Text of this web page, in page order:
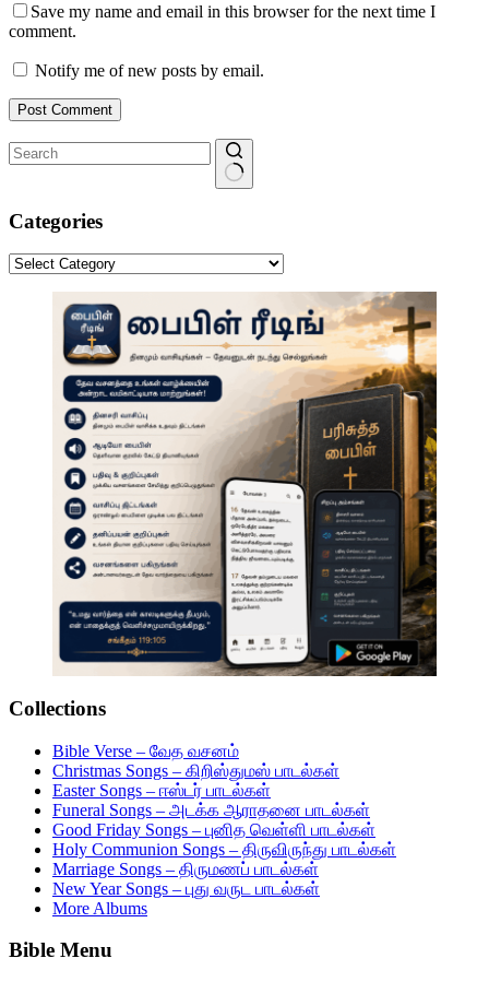
Save my name and email in this browser for the next time I
comment.
Notify me of new posts by email.
Post Comment
results
Categories
Categories
Collections
Bible Verse – வேத வசனம்
Christmas Songs – கிறிஸ்துமஸ் பாடல்கள்
Easter Songs – ஈஸ்டர் பாடல்கள்
Funeral Songs – அடக்க ஆராதனை பாடல்கள்
Good Friday Songs – புனித வெள்ளி பாடல்கள்
Holy Communion Songs – திருவிருந்து பாடல்கள்
Marriage Songs – திருமணப் பாடல்கள்
New Year Songs – புது வருட பாடல்கள்
More Albums
Bible Menu